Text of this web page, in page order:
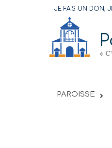
content
JE FAIS UN DON,
«
PAROISSE